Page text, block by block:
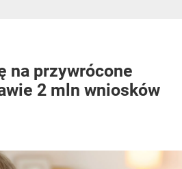
na przywrócone
2 mln wniosków